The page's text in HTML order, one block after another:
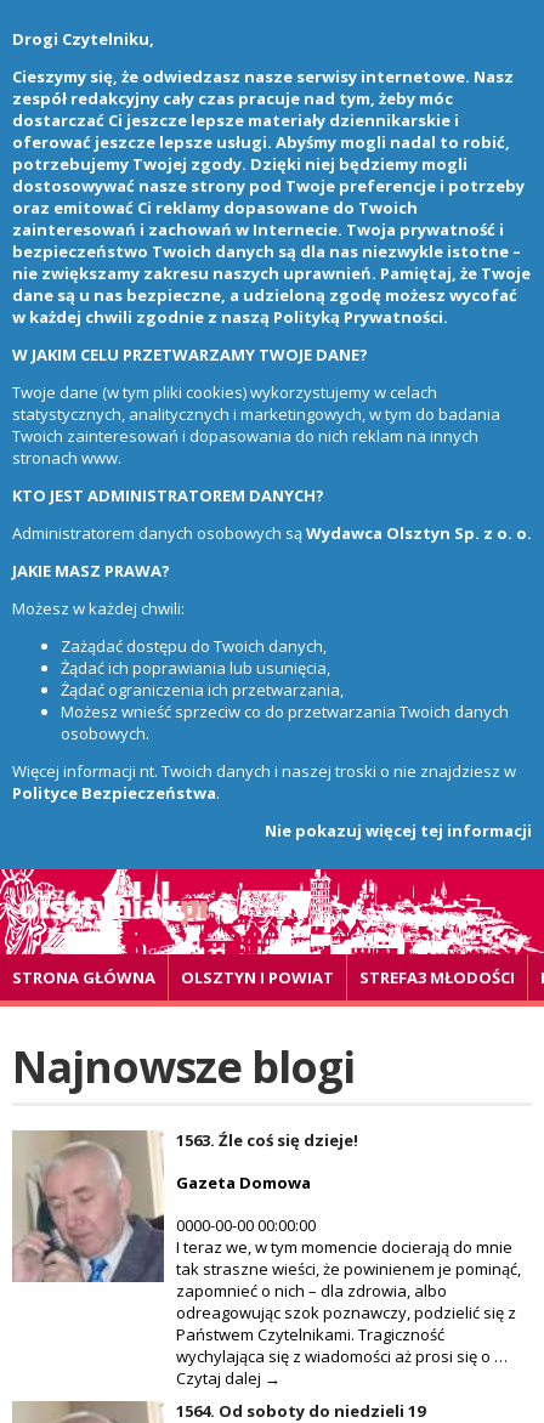
Drogi Czytelniku,
Cieszymy się, że odwiedzasz nasze serwisy internetowe. Nasz
zespół redakcyjny cały czas pracuje nad tym, żeby móc
dostarczać Ci jeszcze lepsze materiały dziennikarskie i
oferować jeszcze lepsze usługi. Abyśmy mogli nadal to robić,
potrzebujemy Twojej zgody. Dzięki niej będziemy mogli
dostosowywać nasze strony pod Twoje preferencje i potrzeby
oraz emitować Ci reklamy dopasowane do Twoich
zainteresowań i zachowań w Internecie. Twoja prywatność i
bezpieczeństwo Twoich danych są dla nas niezwykle istotne –
nie zwiększamy zakresu naszych uprawnień. Pamiętaj, że Twoje
dane są u nas bezpieczne, a udzieloną zgodę możesz wycofać
w każdej chwili zgodnie z naszą Polityką Prywatności.
W JAKIM CELU PRZETWARZAMY TWOJE DANE?
Twoje dane (w tym pliki cookies) wykorzystujemy w celach
statystycznych, analitycznych i marketingowych, w tym do badania
Twoich zainteresowań i dopasowania do nich reklam na innych
stronach www.
KTO JEST ADMINISTRATOREM DANYCH?
Administratorem danych osobowych sąWydawca Olsztyn Sp. z o. o.
JAKIE MASZ PRAWA?
Możesz w każdej chwili:
Zażądać dostępu do Twoich danych,
Żądać ich poprawiania lub usunięcia,
Żądać ograniczenia ich przetwarzania,
Możesz wnieść sprzeciw co do przetwarzania Twoich danych
osobowych.
Więcej informacji nt. Twoich danych i naszej troski o nie znajdziesz w
Polityce Bezpieczeństwa.
Nie pokazuj więcej tej informacji
STRONA GŁÓWNA OLSZTYN I POWIAT STREFA3 MŁODOŚCI
Najnowsze blogi
1563. Źle coś się dzieje!
Gazeta Domowa
0000-00-00 00:00:00
I teraz we, w tym momencie docierają do mnie
tak straszne wieści, że powinienem je pominąć,
zapomnieć o nich – dla zdrowia, albo
odreagowując szok poznawczy, podzielić się z
Państwem Czytelnikami. Tragiczność
wychylająca się z wiadomości aż prosi się o …
Czytaj dalej →
1564. Od soboty do niedzieli 19